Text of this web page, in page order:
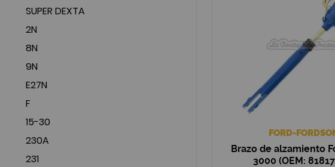
SUPER DEXTA
2N
8N
9N
E27N
F
15-30
230A
231
FORD-
Brazo de alzamiento
3000 (OEM: